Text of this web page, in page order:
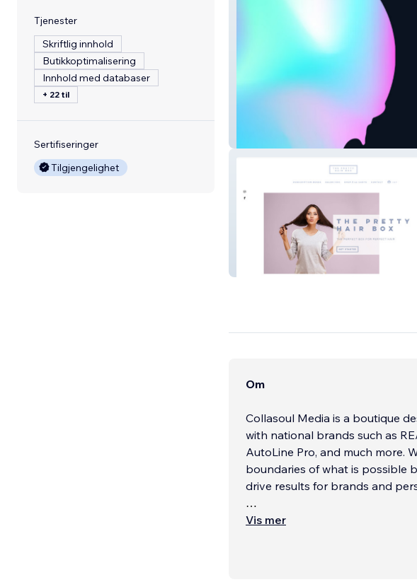
Tjenester
Skriftlig innhold
Butikkoptimalisering
Innhold med databaser
+ 22 til
Sertifiseringer
Tilgjengelighet
Lunarside
The Pretty Hair Box
Om
Collasoul Media is a boutique design and marketing
with national brands such as
AutoLine Pro, and much more.
boundaries of what is possible
drive results for brands and
Our Virtual Reality experience
Vis mer